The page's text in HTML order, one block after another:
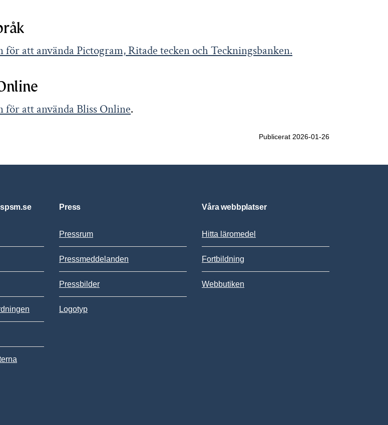
för att använda Pictogram, Ritade tecken och Teckningsbanken.
för att använda Bliss Online.
Publicerat 2026-01-26
Press
Pressrum
Pressmeddelanden
Pressbilder
Logotyp
Våra webbplatser
Hitta läromedel
Fortbildning
Webbutiken